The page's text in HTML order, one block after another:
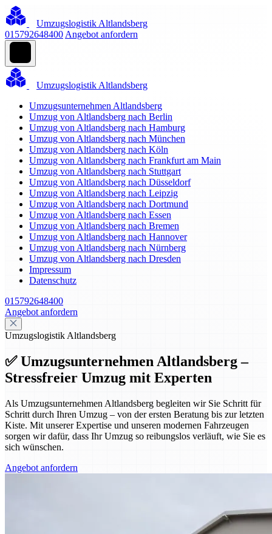
Umzugslogistik Altlandsberg
015792648400 Angebot anfordern
Umzugslogistik Altlandsberg
Umzugsunternehmen Altlandsberg
Umzug von Altlandsberg nach Berlin
Umzug von Altlandsberg nach Hamburg
Umzug von Altlandsberg nach München
Umzug von Altlandsberg nach Köln
Umzug von Altlandsberg nach Frankfurt am Main
Umzug von Altlandsberg nach Stuttgart
Umzug von Altlandsberg nach Düsseldorf
Umzug von Altlandsberg nach Leipzig
Umzug von Altlandsberg nach Dortmund
Umzug von Altlandsberg nach Essen
Umzug von Altlandsberg nach Bremen
Umzug von Altlandsberg nach Hannover
Umzug von Altlandsberg nach Nürnberg
Umzug von Altlandsberg nach Dresden
Impressum
Datenschutz
015792648400
Angebot anfordern
Umzugslogistik Altlandsberg
✅ Umzugsunternehmen Altlandsberg –
Stressfreier Umzug mit Experten
Als Umzugsunternehmen Altlandsberg begleiten wir Sie Schritt für
Schritt durch Ihren Umzug – von der ersten Beratung bis zur letzten
Kiste. Mit unserer Expertise und unseren modernen Fahrzeugen
sorgen wir dafür, dass Ihr Umzug so reibungslos verläuft, wie Sie es
sich wünschen.
Angebot anfordern